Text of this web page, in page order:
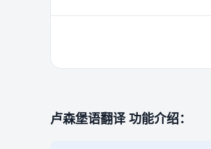
卢森堡语翻译 功能介绍：